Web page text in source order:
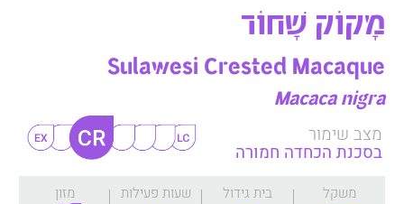
מָקוֹק שָׁחוֹר
Sulawesi Crested Macaque
Macaca nigra
משקל בית גידול שעות פעילות מזון
מצב שימור
בסכנת הכחדה חמורה